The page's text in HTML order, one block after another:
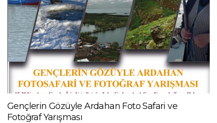
Gençlerin Gözüyle Ardahan Foto Safari ve
Fotoğraf Yarışması